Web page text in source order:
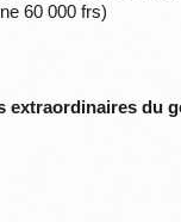
60 000 frs)
extraordinaires du